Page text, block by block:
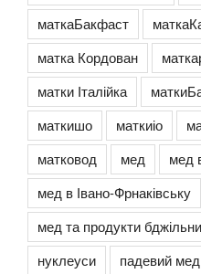
маткаБакфаст
матка Кордован
матки Італійка
маткишо
маткиіо
матковод
мед
мед
мед в Івано-Фрнаківську
мед та продукти
нуклеуси
падевий мед